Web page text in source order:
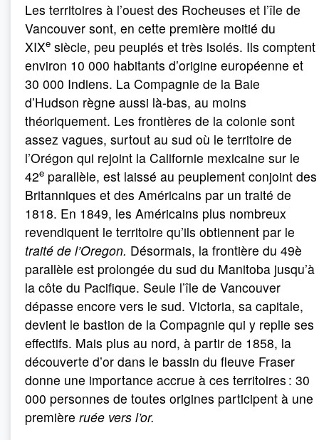
Les territoires à l’ouest des Rocheuses et l’île de
Vancouver sont, en cette première moitié du
XIXe siècle, peu peuplés et très isolés. Ils comptent
environ 10 000 habitants d’origine européenne et
30 000 Indiens. La Compagnie de la Baie
d’Hudson règne aussi là-bas, au moins
théoriquement. Les frontières de la colonie sont
assez vagues, surtout au sud où le territoire de
l’Orégon qui rejoint la Californie mexicaine sur le
42e parallèle, est laissé au peuplement conjoint des
Britanniques et des Américains par un traité de
1818. En 1849, les Américains plus nombreux
revendiquent le territoire qu’ils obtiennent par le
traité de l’Oregon. Désormais, la frontière du 49è
parallèle est prolongée du sud du Manitoba jusqu’à
la côte du Pacifique. Seule l’île de Vancouver
dépasse encore vers le sud. Victoria, sa capitale,
devient le bastion de la Compagnie qui y replie ses
effectifs. Mais plus au nord, à partir de 1858, la
découverte d’or dans le bassin du fleuve Fraser
donne une importance accrue à ces territoires : 30
000 personnes de toutes origines participent à une
première ruée vers l’or.